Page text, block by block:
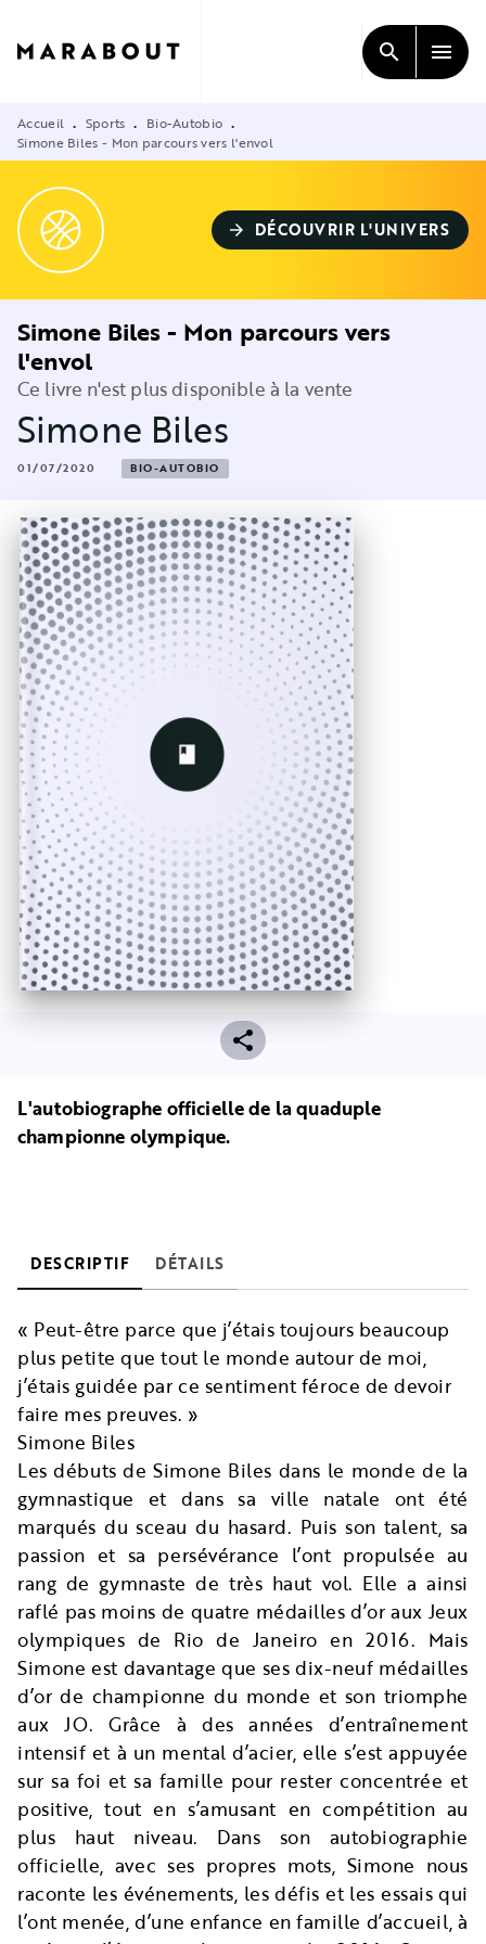
CONTENU
search menu
Accueil • Sports • Bio-Autobio •
Simone Biles - Mon parcours vers l'envol
arrow_forward DÉCOUVRIR L'UNIVERS
Simone Biles - Mon parcours vers
l'envol
Ce livre n'est plus disponible à la vente
Simone Biles
01/07/2020 BIO-AUTOBIO
L'autobiographe officielle de la quaduple
championne olympique.
DESCRIPTIF DÉTAILS
« Peut-être parce que j’étais toujours beaucoup
plus petite que tout le monde autour de moi,
j’étais guidée par ce sentiment féroce de devoir
faire mes preuves. »
Simone Biles
Les débuts de Simone Biles dans le monde de la
gymnastique et dans sa ville natale ont été
marqués du sceau du hasard. Puis son talent, sa
passion et sa persévérance l’ont propulsée au
rang de gymnaste de très haut vol. Elle a ainsi
raflé pas moins de quatre médailles d’or aux Jeux
olympiques de Rio de Janeiro en 2016. Mais
Simone est davantage que ses dix-neuf médailles
d’or de championne du monde et son triomphe
aux JO. Grâce à des années d’entraînement
intensif et à un mental d’acier, elle s’est appuyée
sur sa foi et sa famille pour rester concentrée et
positive, tout en s’amusant en compétition au
plus haut niveau. Dans son autobiographie
officielle, avec ses propres mots, Simone nous
raconte les événements, les défis et les essais qui
l’ont menée, d’une enfance en famille d’accueil, à